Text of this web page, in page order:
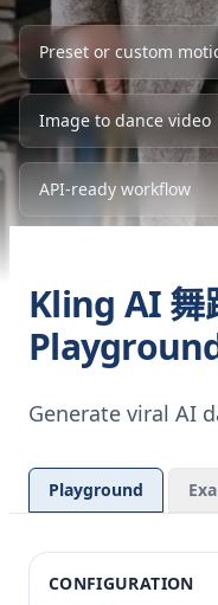
Preset or custom
Image to dance video
API-ready workflow
Kling AI 舞
Generate viral AI
Playground
CONFIGURATION